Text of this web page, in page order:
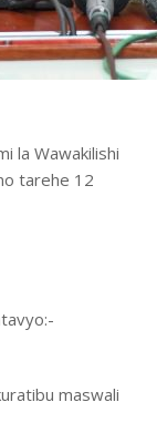
la Wawakilishi
tarehe 12
maswali